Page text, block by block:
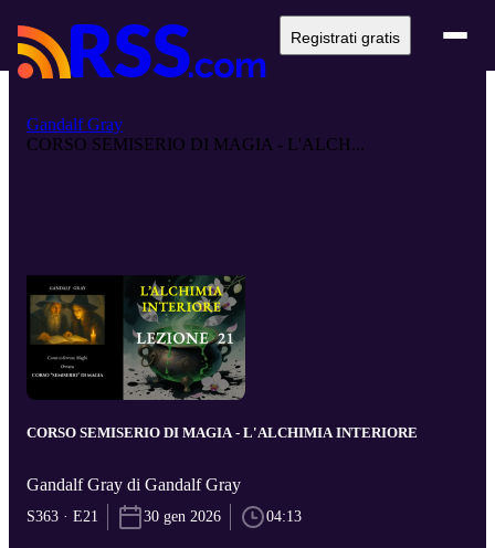
Registrati gratis
Gandalf Gray
CORSO SEMISERIO DI MAGIA - L'ALCH...
CORSO SEMISERIO DI MAGIA - L'ALCHIMIA INTERIORE
Gandalf Gray di Gandalf Gray
S363 · E21 30 gen 2026 04:13